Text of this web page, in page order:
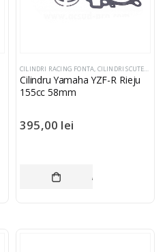
CILINDRI RACING FONTA, CILINDRI SCUTER ALUMINIU
Cilindru Yamaha YZF-R Rieju
155cc 58mm
395,00 lei
ADAUGĂ ÎN COȘ